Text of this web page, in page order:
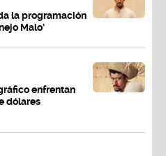
la programación
Malo’
enfrentan
dólares